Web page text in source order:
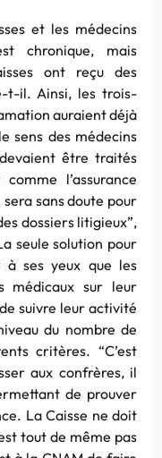
et les médecins
chronique, mais
ont reçu des
t-il. Ainsi, les trois-
auraient déjà
sens des médecins
être traités
l’assurance
sans doute pour
dossiers litigieux”,
seule solution pour
ses yeux que les
médicaux sur leur
suivre leur activité
du nombre de
critères. “C’est
aux confrères, il
de prouver
La Caisse ne doit
tout de même pas